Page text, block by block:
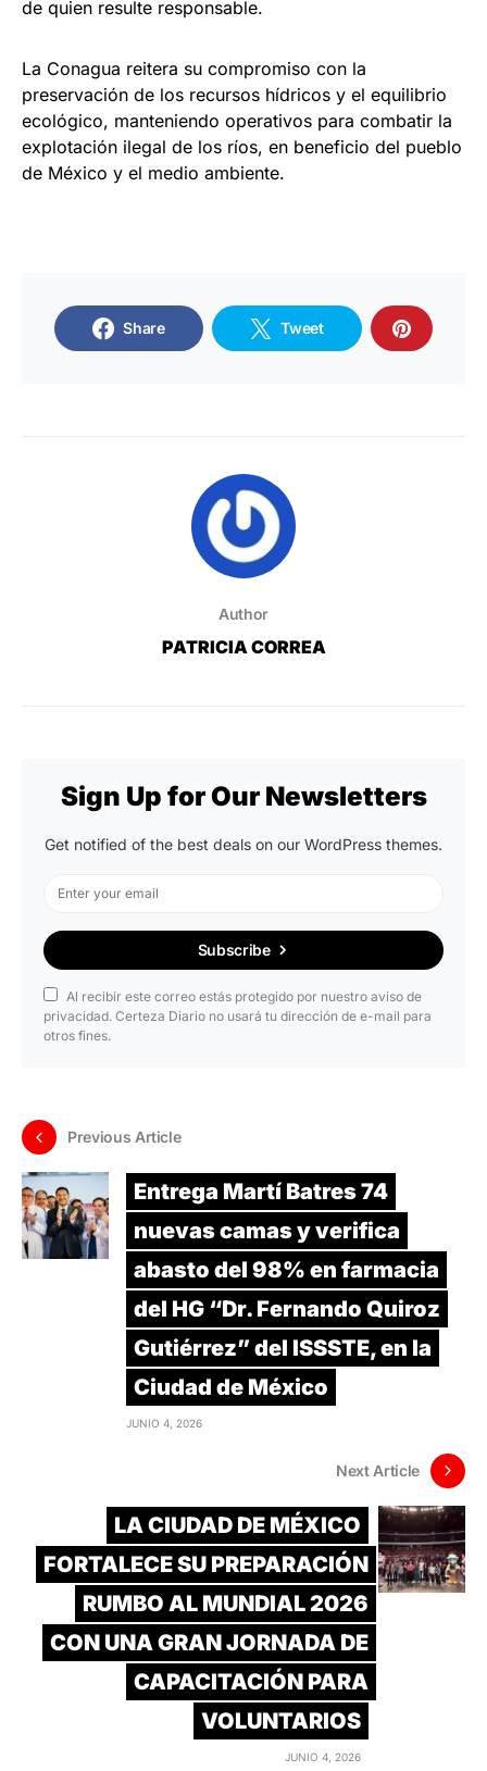
de quien resulte responsable.
La Conagua reitera su compromiso con la
preservación de los recursos hídricos y el equilibrio
ecológico, manteniendo operativos para combatir la
explotación ilegal de los ríos, en beneficio del pueblo
de México y el medio ambiente.
Share Tweet
Author
PATRICIA CORREA
Sign Up for Our Newsletters
Get notified of the best deals on our WordPress themes.
Subscribe
Al recibir este correo estás protegido por nuestro aviso de
privacidad. Certeza Diario no usará tu dirección de e-mail para
otros fines.
Previous Article
Entrega Martí Batres 74
nuevas camas y verifica
abasto del 98% en farmacia
del HG “Dr. Fernando Quiroz
Gutiérrez” del ISSSTE, en la
Ciudad de México
JUNIO 4, 2026
Next Article
LA CIUDAD DE MÉXICO
FORTALECE SU PREPARACIÓN
RUMBO AL MUNDIAL 2026
CON UNA GRAN JORNADA DE
CAPACITACIÓN PARA
VOLUNTARIOS
JUNIO 4, 2026